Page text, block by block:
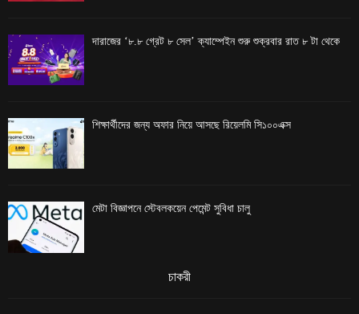
দারাজের ‘৮.৮ গ্রেট ৮ সেল’ ক্যাম্পেইন শুরু শুক্রবার রাত ৮ টা থেকে
শিক্ষার্থীদের জন্য অফার নিয়ে আসছে রিয়েলমি সি১০০এক্স
মেটা বিজ্ঞাপনে স্টেবলকয়েন পেমেন্ট সুবিধা চালু
চাকরী